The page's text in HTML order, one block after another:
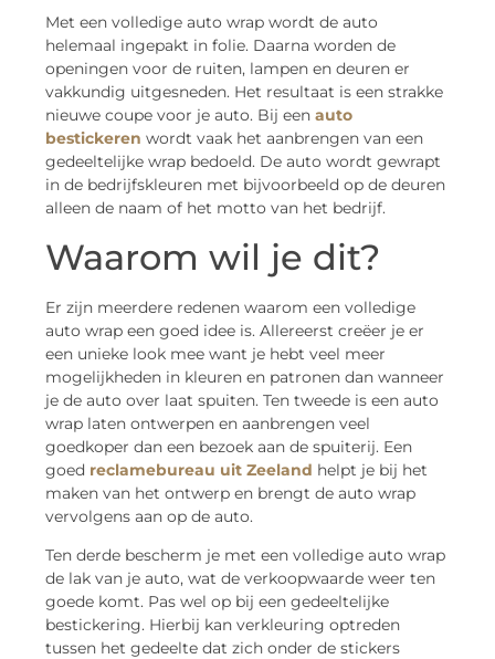
Met een volledige auto wrap wordt de auto
helemaal ingepakt in folie. Daarna worden de
openingen voor de ruiten, lampen en deuren er
vakkundig uitgesneden. Het resultaat is een strakke
nieuwe coupe voor je auto. Bij een auto
bestickeren wordt vaak het aanbrengen van een
gedeeltelijke wrap bedoeld. De auto wordt gewrapt
in de bedrijfskleuren met bijvoorbeeld op de deuren
alleen de naam of het motto van het bedrijf.
Waarom wil je dit?
Er zijn meerdere redenen waarom een volledige
auto wrap een goed idee is. Allereerst creëer je er
een unieke look mee want je hebt veel meer
mogelijkheden in kleuren en patronen dan wanneer
je de auto over laat spuiten. Ten tweede is een auto
wrap laten ontwerpen en aanbrengen veel
goedkoper dan een bezoek aan de spuiterij. Een
goed reclamebureau uit Zeeland helpt je bij het
maken van het ontwerp en brengt de auto wrap
vervolgens aan op de auto.
Ten derde bescherm je met een volledige auto wrap
de lak van je auto, wat de verkoopwaarde weer ten
goede komt. Pas wel op bij een gedeeltelijke
bestickering. Hierbij kan verkleuring optreden
tussen het gedeelte dat zich onder de stickers